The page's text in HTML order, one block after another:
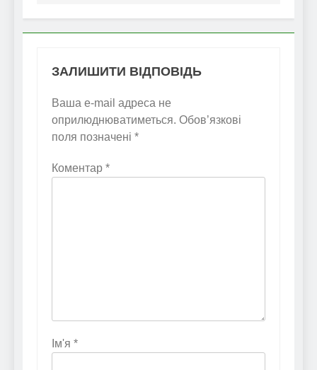
ЗАЛИШИТИ ВІДПОВІДЬ
Ваша e-mail адреса не
оприлюднюватиметься. Обов’язкові
поля позначені *
Коментар *
Ім'я *